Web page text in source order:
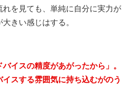
れを見ても、単純に自分に実力が
きい感じはする。
バイスの精度があがったから」。
イスする雰囲気に持ち込むがのう